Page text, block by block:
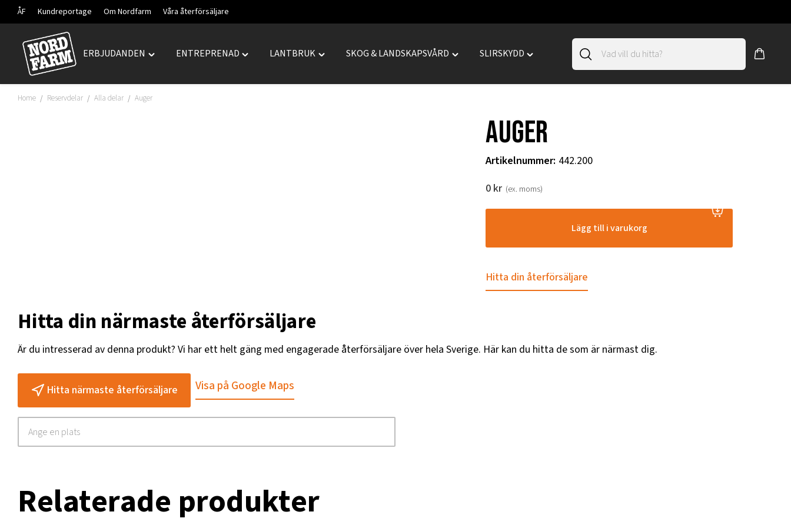
ÅF Kundreportage Om Nordfarm Våra återförsäljare
Hoppa
innehåll
ERBJUDANDEN
Toggle
menu
ENTREPRENAD
Toggle
LANTBRUK
Toggle
SKOG & LANDSKAPSVÅRD
Toggle
SLIRSKYDD
Toggle
Home / Reservdelar / Alla delar / Auger
Auger
Artikelnummer: 442.200
0 kr (ex. moms)
Lägg till i varukorg
Hitta din återförsäljare
Hitta din närmaste återförsäljare
Är du intresserad av denna produkt? Vi har ett helt gäng med engagerade återförsäljare över hela Sverige. Här kan du hitta de som är närmast dig.
Hitta närmaste återförsäljare Visa på Google Maps
Relaterade produkter